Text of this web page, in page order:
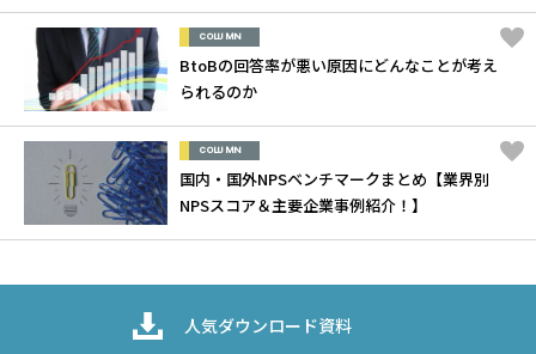
COLUMN
BtoBの回答率が悪い原因にどんなことが考え
られるのか
COLUMN
国内・国外NPSベンチマークまとめ【業界別
NPSスコア＆主要企業事例紹介！】
人気ダウンロード資料